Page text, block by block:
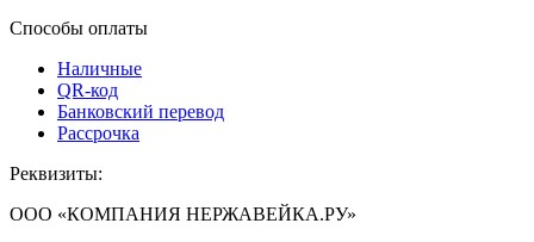
Способы оплаты
Наличные
QR-код
Банковский перевод
Рассрочка
Реквизиты:
ООО «КОМПАНИЯ НЕРЖАВЕЙКА.РУ»